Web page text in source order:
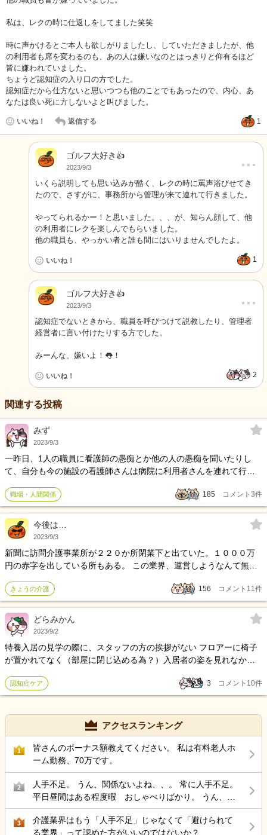
私は、レクの時に仕返しをしてました笑笑
時に声かけるとご本人も欲しがりましたし、していただきましたが、他
の利用者も席を変わるのも、あの人は嫌いなのとはっきりと仰有るほど
皆に嫌われていました。
ちょうど認知症の入り口の方でした。
認知症だから仕方ないと思いつつも他のことでもあったので、内心、あ
なたは良い死に方しないよと叫びました。
いいね！ 返信する 1
ゴルフ大好き👍
2023/9/3 …
いくら説明しても思い込みが酷く、レクの時に罵声浴びせてき
たので、さすがに、事務所から管理が来て連れて行きました。
やってられるかー！と思いました。、、が、知らん顔して、他
の利用者にレクを楽しんでもらいました。
他の職員も、やっかい者と誰も間にはいりませんでしたよ。
いいね！ 1
ゴルフ大好き👍
2023/9/3 …
認知症でないときから、職員を呼びつけて説教したり、管理者
経営者に言い付けたりする方でした。
みーんな、嫌いよ！👅！
いいね！ 2
関連する投稿
みず
2023/9/3
一昨日、1人の職員に看護師の愚痴とか他の人の愚痴を聞いたりし
て、自分も今の施設の看護師さんは病院に利用者さんを連れて行っ
も共感する事があったので話しを聞いたり言ったりしてましたけ
ど、途中で嫌いな職員はいるの？っと言われたので、この人は嫌い
です。仕事の失敗とか自分もするのに他の人がしたらすごい攻めて
きたり裏でそれを言われたり、口も軽いのでその人は好きじゃ無い
に、普通に話すようにしてますけど。 その人も自分と2個下の子が嫌
いと言っており、その人はその嫌いな人に対しての態度がすごかっ
たので、だからかぁと思いながら聞いてました。その2個下の子にも
よく「あの人私に態度がすごいんですよね」と相談うけてたのであ
ぁと思いながら。 その次の日、その2個下が出勤で自分と、愚痴を言
ってた人とあと自分と1個下のが出勤でした、愚痴を言ってた人はそ
の2個下の子が嫌いなので上の階にいたんですよね、本当は自分が上
にいないといけないと決まりはないのですが、自分がいないといけ
ないところなんですよね、けど自分も気を遣って下の方にずっとい
いたんですよね。愚痴を言ってた人が上の階の仕事をしてました。
まぁそしたら帰りその人すっごい不機嫌で、次の日もいつもはおは
階は変わりないから、、、。とツーンってしてる感じだったので、
うわー、と思いながらでした、その人が帰る時に突撃して、やっぱ
り怒ってますか？自分がずっと下にいて上の事しなかったですか
ね？一応気を遣って下の方にいたんです、、、」と言ったら 「怒っ
てないよ〜！なんで？その日はあの子がいたからー」といわれ仕事
がんばってね！と言われたんですけど帰る時もそっけなかったの
で、どっちだ？自分はあの日どうしたら良かったんだ？と思いまし
た。上の階はしっかりした利用者さんが多いので2人はいらないんで
すよね。なんか、えぇーー。ってなってます。2個下の子も働きづら
職場・人間関係 185 コメント 3件
今後は…
2023/9/3
新聞に訪問介護事業所が２２０か所閉業下と出ていた。１０００万
円の赤字を出している所もある。 この業界、運営しようなんて無理
入って今後は自分達で何とかやっていってねと国から言われそう(ﾉ
Д`)ｼｸｼｸ
きょうの介護 156 コメント 11件
どらみかん
2023/9/2
特養入居の見学の際に、スタッフの方の挨拶がない フロアーに椅子
が置かれてなく（部屋に閉じ込める為？）入居者の姿を見れなかっ
かで一押しされました。 独立型？か、ベッド代やその他の費用も全
て介護保険からで賄えますし、看取りまで受けますとの事。 そし
その施設内で済むと謳っており 金額面とかは良さそうなんですが、
フロアーの片隅に椅子を積み上げ、テレビもついておらず、 スタッ
フの挨拶が無くこちらから挨拶した感じです。 皆さんなら認知症の
親を入れますか？
認知症ケア 3 コメント 10件
アクセスランキング
1
皆さんのボーナス額教えてください。 私は有料老人ホ
ーム勤務、70万です。
2
人手不足。 うん、関係ないよね、、。 常に人手不足。
平日昼間はある程度暇 おしゃべりばかり。 うん、辞
めよう。
3
介護業界はもう「人手不足」じゃなくて「避けられて
る業界」って認めた方がいいのではないか？